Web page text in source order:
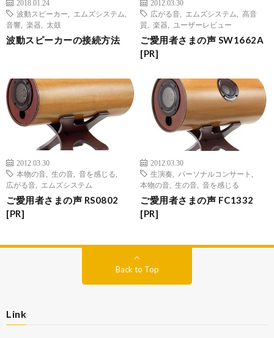
2018.01.24
波動スピーカー
エムズシステム
音響
楽器 太鼓
波動スピーカーの接続方法
2012.03.30
広がる音
エムズシステム
高音
質
楽器 ユーザーレビュー
ご愛用者さまの声 SW1662A
[PR]
2012.03.30
本物の音
生の音 音を感じる
広がる音
エムズシステム
ご愛用者さまの声 RS0802
[PR]
2012.03.30
生演奏
パーソナルコンサート
本物の音
生の音 音を感じる
ご愛用者さまの声 FC1332
[PR]
Back to Top
Link